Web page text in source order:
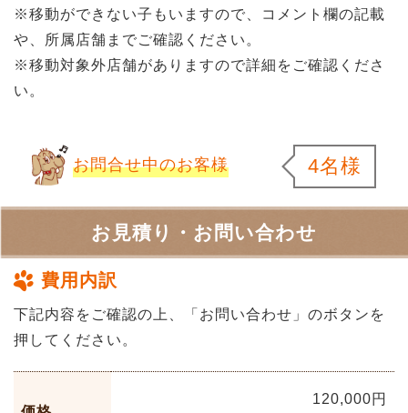
※移動ができない子もいますので、コメント欄の記載
や、所属店舗までご確認ください。
※移動対象外店舗がありますので詳細をご確認くださ
い。
お問合せ中のお客様 4名様
お見積り・お問い合わせ
費用内訳
下記内容をご確認の上、「お問い合わせ」のボタンを
押してください。
120,000円